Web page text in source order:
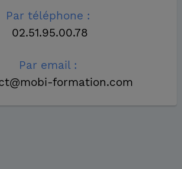
Par téléphone :
02.51.95.00.78
Par email :
formation.com